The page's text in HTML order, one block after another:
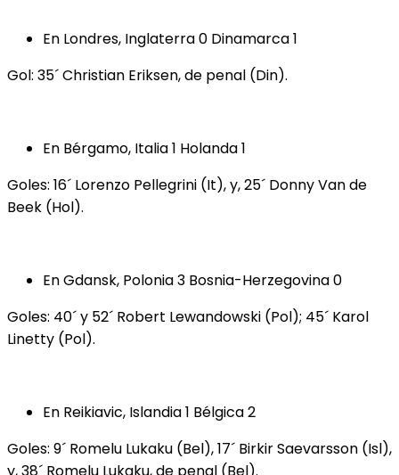
En Londres, Inglaterra 0 Dinamarca 1
Gol: 35´ Christian Eriksen, de penal (Din).
En Bérgamo, Italia 1 Holanda 1
Goles: 16´ Lorenzo Pellegrini (It), y, 25´ Donny Van de
Beek (Hol).
En Gdansk, Polonia 3 Bosnia-Herzegovina 0
Goles: 40´ y 52´ Robert Lewandowski (Pol); 45´ Karol
Linetty (Pol).
En Reikiavic, Islandia 1 Bélgica 2
Goles: 9´ Romelu Lukaku (Bel), 17´ Birkir Saevarsson (Isl),
y, 38´ Romelu Lukaku, de penal (Bel).